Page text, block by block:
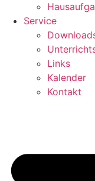
Service
Links
Kalender
Kontakt